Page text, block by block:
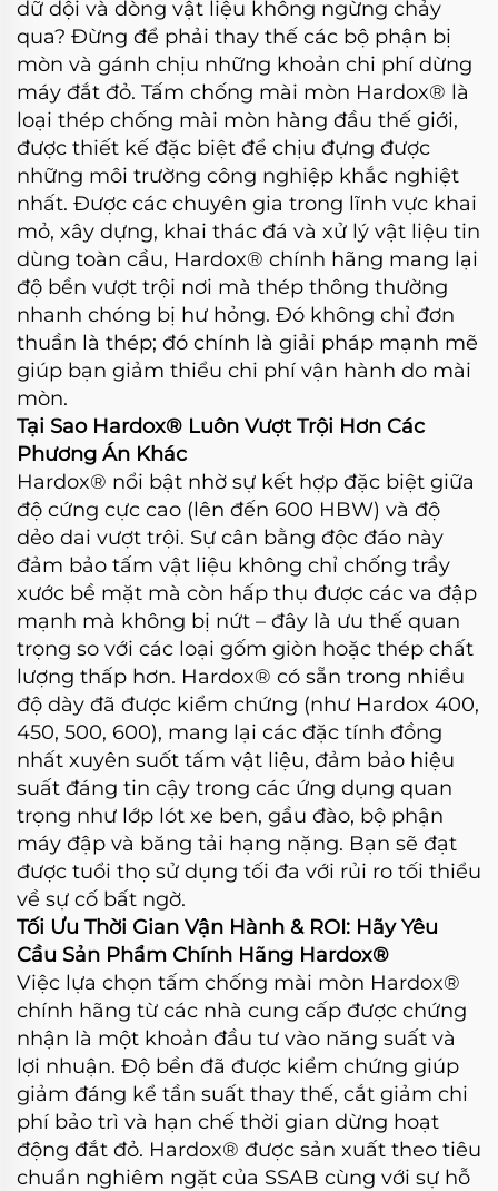
dữ dội và dòng vật liệu không ngừng chảy
qua? Đừng để phải thay thế các bộ phận bị
mòn và gánh chịu những khoản chi phí dừng
máy đắt đỏ. Tấm chống mài mòn Hardox® là
loại thép chống mài mòn hàng đầu thế giới,
được thiết kế đặc biệt để chịu đựng được
những môi trường công nghiệp khắc nghiệt
nhất. Được các chuyên gia trong lĩnh vực khai
mỏ, xây dựng, khai thác đá và xử lý vật liệu tin
dùng toàn cầu, Hardox® chính hãng mang lại
độ bền vượt trội nơi mà thép thông thường
nhanh chóng bị hư hỏng. Đó không chỉ đơn
thuần là thép; đó chính là giải pháp mạnh mẽ
giúp bạn giảm thiểu chi phí vận hành do mài
mòn.
Tại Sao Hardox® Luôn Vượt Trội Hơn Các
Phương Án Khác
Hardox® nổi bật nhờ sự kết hợp đặc biệt giữa
độ cứng cực cao (lên đến 600 HBW) và độ
dẻo dai vượt trội. Sự cân bằng độc đáo này
đảm bảo tấm vật liệu không chỉ chống trầy
xước bề mặt mà còn hấp thụ được các va đập
mạnh mà không bị nứt – đây là ưu thế quan
trọng so với các loại gốm giòn hoặc thép chất
lượng thấp hơn. Hardox® có sẵn trong nhiều
độ dày đã được kiểm chứng (như Hardox 400,
450, 500, 600), mang lại các đặc tính đồng
nhất xuyên suốt tấm vật liệu, đảm bảo hiệu
suất đáng tin cậy trong các ứng dụng quan
trọng như lớp lót xe ben, gầu đào, bộ phận
máy đập và băng tải hạng nặng. Bạn sẽ đạt
được tuổi thọ sử dụng tối đa với rủi ro tối thiểu
về sự cố bất ngờ.
Tối Ưu Thời Gian Vận Hành & ROI: Hãy Yêu
Cầu Sản Phẩm Chính Hãng Hardox®
Việc lựa chọn tấm chống mài mòn Hardox®
chính hãng từ các nhà cung cấp được chứng
nhận là một khoản đầu tư vào năng suất và
lợi nhuận. Độ bền đã được kiểm chứng giúp
giảm đáng kể tần suất thay thế, cắt giảm chi
phí bảo trì và hạn chế thời gian dừng hoạt
động đắt đỏ. Hardox® được sản xuất theo tiêu
chuẩn nghiêm ngặt của SSAB cùng với sự hỗ